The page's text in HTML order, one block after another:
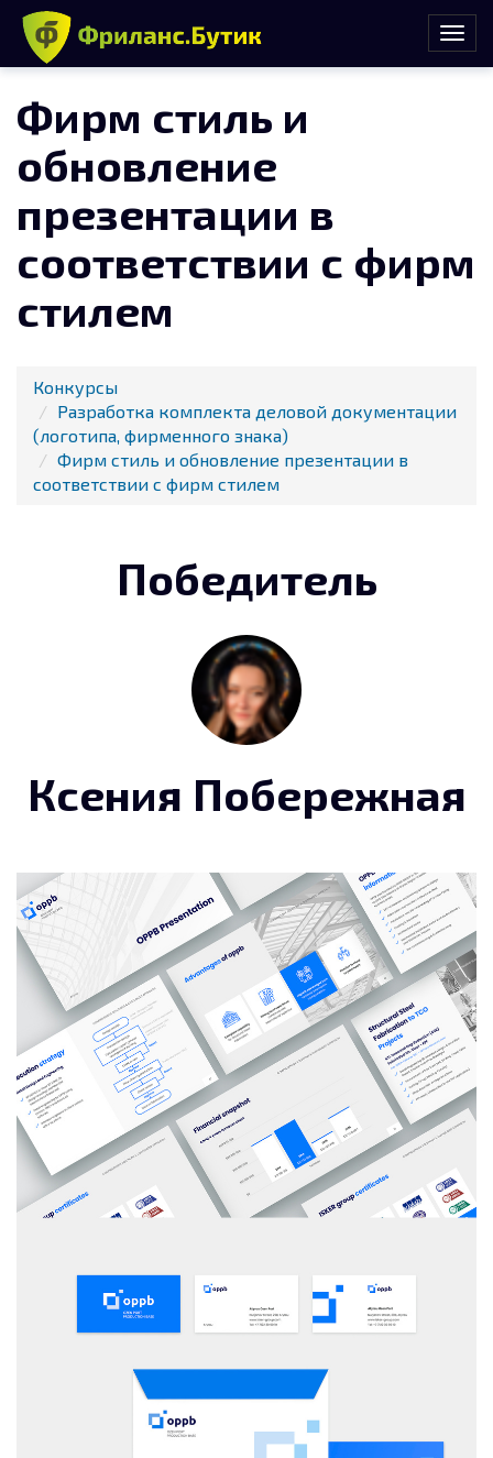
Фирм стиль и
обновление
презентации в
соответствии с фирм
стилем
Конкурсы
Разработка комплекта деловой документации
(логотипа, фирменного знака)
Фирм стиль и обновление презентации в
соответствии с фирм стилем
Победитель
Ксения Побережная